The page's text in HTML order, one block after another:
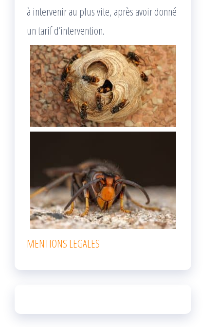
à intervenir au plus vite, après avoir donné
un tarif d’intervention.
MENTIONS LEGALES